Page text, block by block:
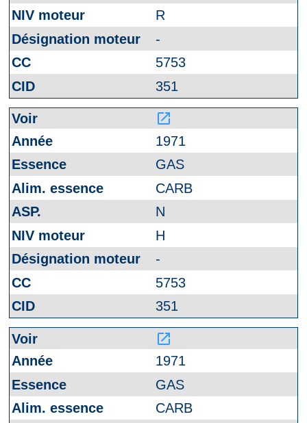
R
-
5753
351
launch
1971
GAS
CARB
N
H
-
5753
351
launch
1971
GAS
CARB